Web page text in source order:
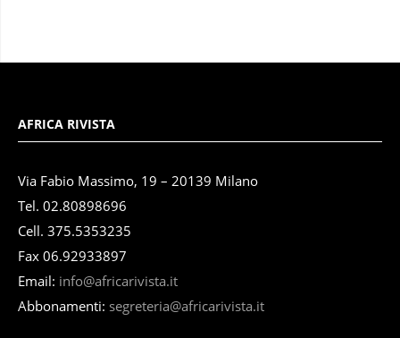
AFRICA RIVISTA
Via Fabio Massimo, 19 – 20139 Milano
Tel. 02.80898696
Cell. 375.5353235
Fax 06.92933897
Email: info@africarivista.it
Abbonamenti: segreteria@africarivista.it